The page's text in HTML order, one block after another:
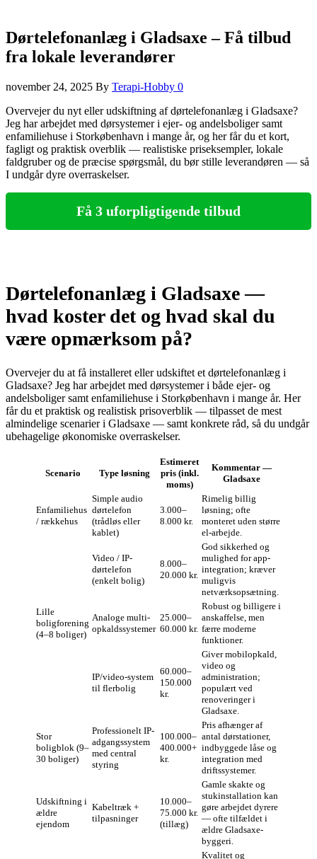
Dørtelefonanlæg i Gladsaxe – Få tilbud
fra lokale leverandører
november 24, 2025 By Terapi-Hobby 0
Overvejer du nyt eller udskiftning af dørtelefonanlæg i Gladsaxe?
Jeg har arbejdet med dørsystemer i ejer- og andelsboliger samt
enfamiliehuse i Storkøbenhavn i mange år, og her får du et kort,
fagligt og praktisk overblik — realistiske priseksempler, lokale
faldgruber og de præcise spørgsmål, du bør stille leverandøren — så
I undgår dyre overraskelser.
Få 3 uforpligtigende tilbud
Dørtelefonanlæg i Gladsaxe —
hvad koster det og hvad skal du
være opmærksom på?
Overvejer du at få installeret eller udskiftet et dørtelefonanlæg i
Gladsaxe? Jeg har arbejdet med dørsystemer i både ejer- og
andelsboliger samt enfamiliehuse i Storkøbenhavn i mange år. Her
får du et praktisk og realistisk prisoverblik — tilpasset de mest
almindelige scenarier i Gladsaxe — samt konkrete råd, så du undgår
ubehagelige økonomiske overraskelser.
Scenario Type løsning
Estimeret
pris (inkl.
moms)
Kommentar —
Gladsaxe
Enfamiliehus
/ rækkehus
Simple audio
dørtelefon
(trådløs eller
kablet)
3.000–
8.000 kr.
Rimelig billig
løsning; ofte
monteret uden større
el-arbejde.
Video / IP-
dørtelefon
(enkelt bolig)
8.000–
20.000 kr.
God sikkerhed og
mulighed for app-
integration; kræver
muligvis
netværksopsætning.
Lille
boligforening
(4–8 boliger)
Analoge multi-
opkaldssystemer
25.000–
60.000 kr.
Robust og billigere i
anskaffelse, men
færre moderne
funktioner.
IP/video-system
til flerbolig
60.000–
150.000
kr.
Giver mobilopkald,
video og
administration;
populært ved
renoveringer i
Gladsaxe.
Stor
boligblok (9–
30 boliger)
Professionelt IP-
adgangssystem
med central
styring
100.000–
400.000+
kr.
Pris afhænger af
antal dørstationer,
indbyggede låse og
integration med
driftssystemer.
Udskiftning i
ældre
ejendom
Kabeltræk +
tilpasninger
10.000–
75.000 kr.
(tillæg)
Gamle skakte og
stukinstallation kan
gøre arbejdet dyrere
— ofte tilfældet i
ældre Gladsaxe-
byggeri.
Kvalitet og